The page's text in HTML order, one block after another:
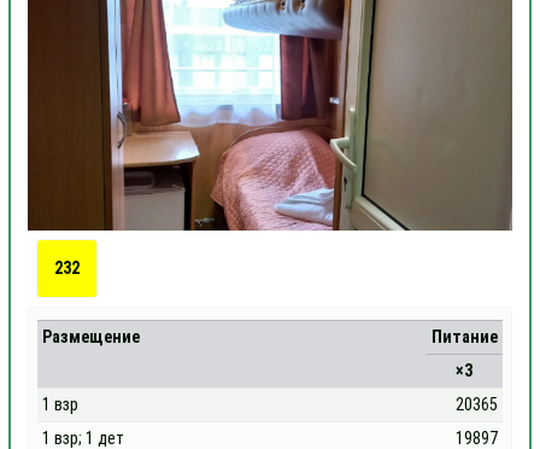
232
Размещение
Питание
×3
1 взр
20365
1 взр; 1 дет
19897